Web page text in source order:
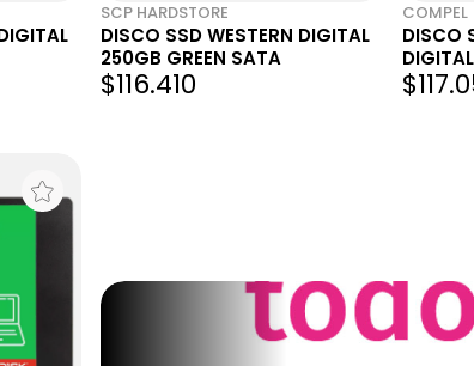
SCP HARDSTORE
DISCO SSD WESTERN DIGITAL
250GB GREEN SATA
$116.410
COMPEL
DISCO